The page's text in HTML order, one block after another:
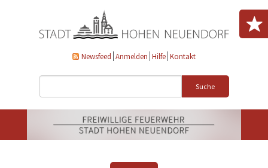
Newsfeed Anmelden Hilfe Kontakt
Suche